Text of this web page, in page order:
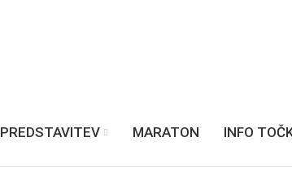
PREDSTAVITEV MARATON INFO